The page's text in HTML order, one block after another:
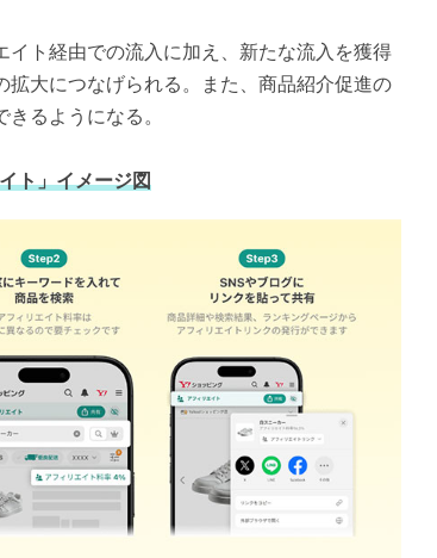
ト経由での流入に加え、新たな流入を獲得
拡大につなげられる。また、商品紹介促進の
るようになる。
ト」イメージ図